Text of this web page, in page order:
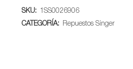
cantidad
SKU:
1SS0026906
CATEGORÍA:
Repuestos Singer